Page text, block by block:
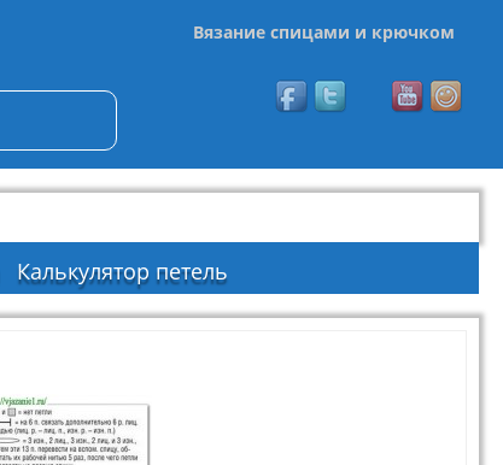
Вязание спицами и крючком
Калькулятор петель